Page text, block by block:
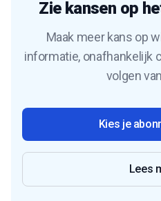
Zie kansen op
Maak meer kans op
informatie, onafhankelijk
volgen
Kies je
Lees